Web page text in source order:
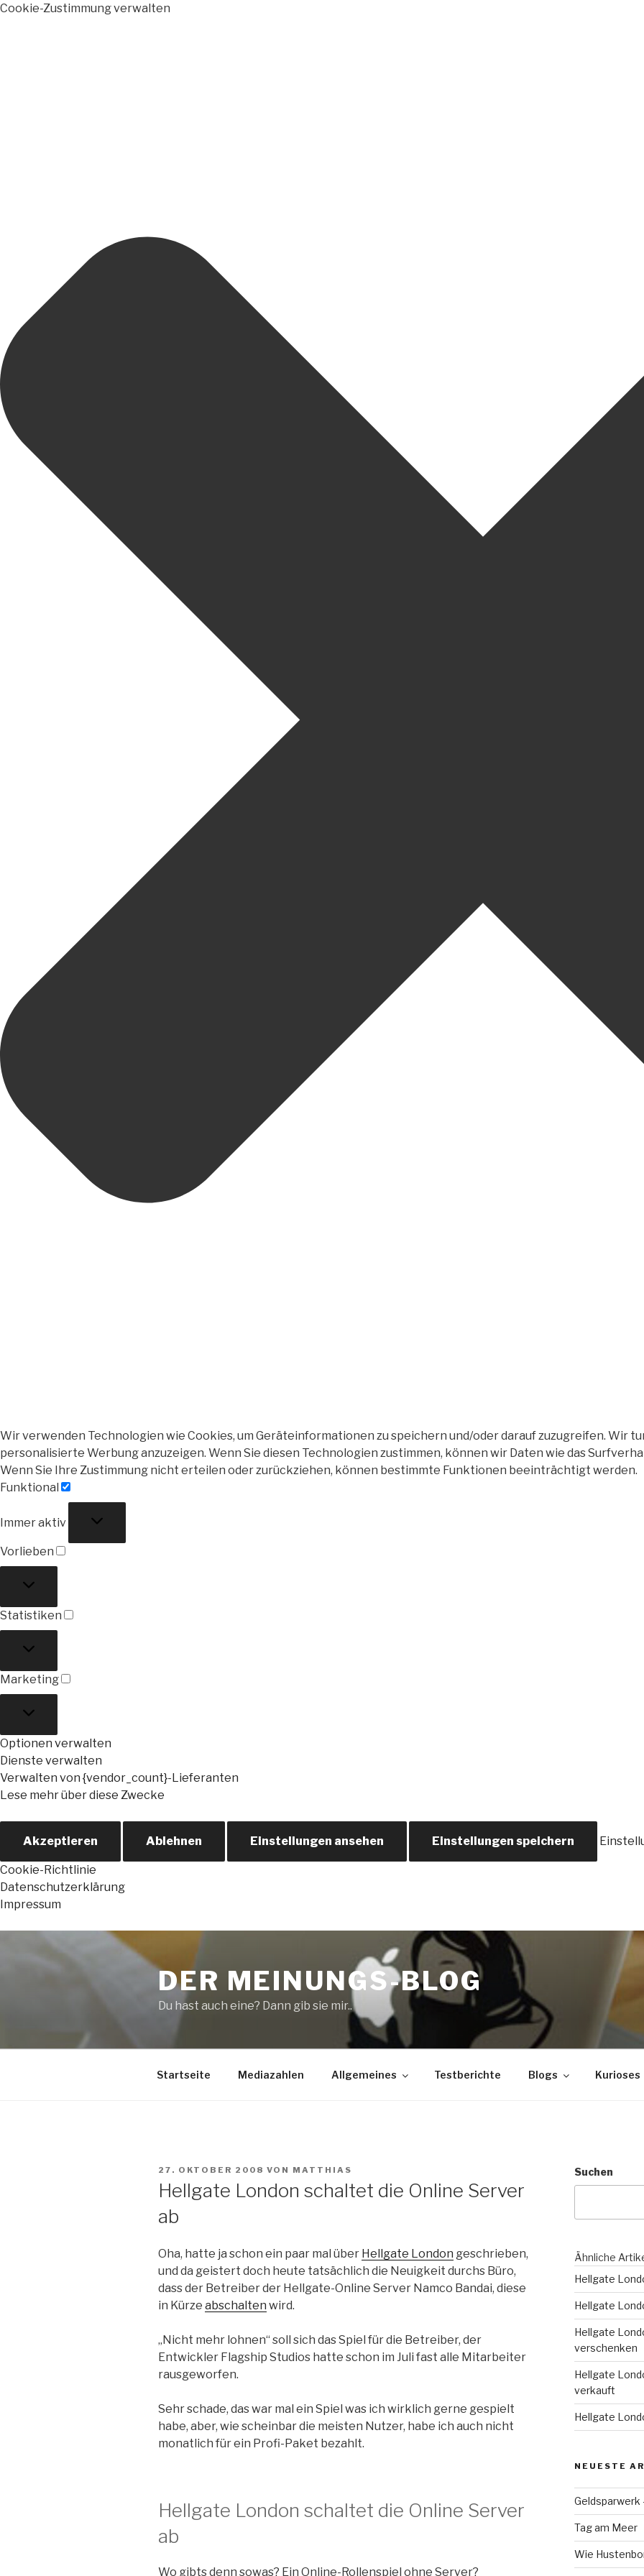
Cookie-Zustimmung verwalten
Wir verwenden Technologien wie Cookies, um Geräteinformationen zu speichern und/oder darauf zuzugreifen. Wir
personalisierte Werbung anzuzeigen. Wenn Sie diesen Technologien zustimmen, können wir Daten wie das
Wenn Sie Ihre Zustimmung nicht erteilen oder zurückziehen, können bestimmte Funktionen beeinträchtigt werden.
Funktional
Immer aktiv
Vorlieben
Statistiken
Marketing
Optionen verwalten
Dienste verwalten
Verwalten von {vendor_count}-Lieferanten
Lese mehr über diese Zwecke
Akzeptieren Ablehnen Einstellungen ansehen Einstellungen speichern
Cookie-Richtlinie
Datenschutzerklärung
Impressum
springen
DER MEINUNGS-BLOG
Du hast auch eine? Dann gib sie mir..
Startseite Mediazahlen Allgemeines Testberichte Blogs Kurioses
VERÖFFENTLICHT
27. OKTOBER 2008 VON MATTHIAS
Hellgate London schaltet die Online Server
ab
Oha, hatte ja schon ein paar mal über Hellgate London geschrieben,
und da geistert doch heute tatsächlich die Neuigkeit durchs Büro,
dass der Betreiber der Hellgate-Online Server Namco Bandai, diese
in Kürze abschalten wird.
„Nicht mehr lohnen“ soll sich das Spiel für die Betreiber, der
Entwickler Flagship Studios hatte schon im Juli fast alle Mitarbeiter
rausgeworfen.
Sehr schade, das war mal ein Spiel was ich wirklich gerne gespielt
habe, aber, wie scheinbar die meisten Nutzer, habe ich auch nicht
monatlich für ein Profi-Paket bezahlt.
Hellgate London schaltet die Online Server
ab
Wo gibts denn sowas? Ein Online-Rollenspiel ohne Server?
Suchen
Ähnliche
Hellgate
Hellgate
Hellgate
verschenken
Hellgate
verkauft
Hellgate
NEUESTE
Geldsparwerk
Tag am Meer
Wie